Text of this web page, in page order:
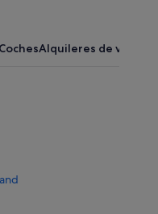
CochesAlquileres de